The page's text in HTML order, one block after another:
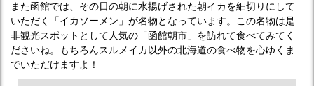
また函館では、その日の朝に水揚げされた朝イカを細切りにして
いただく「イカソーメン」が名物となっています。この名物は是
非観光スポットとして人気の「函館朝市」を訪れて食べてみてく
ださいね。もちろんスルメイカ以外の北海道の食べ物を心ゆくま
でいただけますよ！